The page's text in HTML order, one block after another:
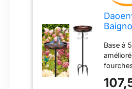
métal
pour
bains
Base à